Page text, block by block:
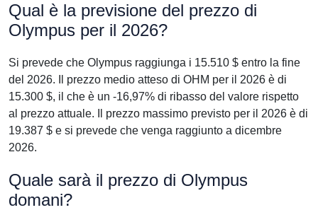
Qual è la previsione del prezzo di
Olympus per il 2026?
Si prevede che Olympus raggiunga i 15.510 $ entro la fine
del 2026. Il prezzo medio atteso di OHM per il 2026 è di
15.300 $, il che è un -16,97% di ribasso del valore rispetto
al prezzo attuale. Il prezzo massimo previsto per il 2026 è di
19.387 $ e si prevede che venga raggiunto a dicembre
2026.
Quale sarà il prezzo di Olympus
domani?